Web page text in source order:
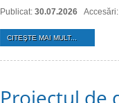
Publicat: 30.07.2026
CITEŞTE MAI MULT...
Proiectul de